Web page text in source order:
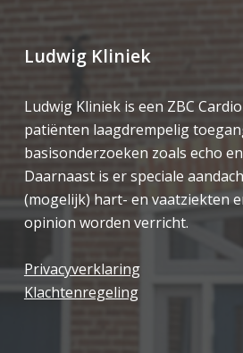
Ludwig Kliniek
Ludwig Kliniek is een ZBC
patiënten laagdrempelig
basisonderzoeken zoals echo
Daarnaast is er speciale
(mogelijk) hart- en vaatziekten
opinion worden verricht.
Privacyverklaring
Klachtenregeling